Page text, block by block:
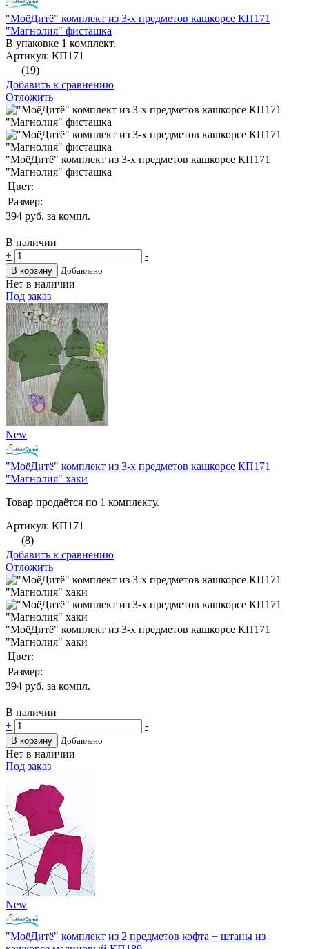
"МоёДитё" комплект из 3-х предметов кашкорсе КП171
"Магнолия" фисташка
В упаковке 1 комплект.
Артикул: КП171
(19)
Добавить к сравнению
Отложить
"МоёДитё" комплект из 3-х предметов кашкорсе КП171
"Магнолия" фисташка
Цвет:
Размер:
394 руб. за компл.
В наличии
+
-
В корзину Добавлено
Нет в наличии
Под заказ
New
"МоёДитё" комплект из 3-х предметов кашкорсе КП171
"Магнолия" хаки
Товар продаётся по 1 комплекту.
Артикул: КП171
(8)
Добавить к сравнению
Отложить
"МоёДитё" комплект из 3-х предметов кашкорсе КП171
"Магнолия" хаки
Цвет:
Размер:
394 руб. за компл.
В наличии
+
-
В корзину Добавлено
Нет в наличии
Под заказ
New
"МоёДитё" комплект из 2 предметов кофта + штаны из